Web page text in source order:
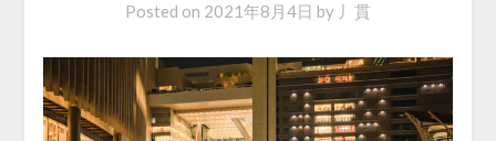
Posted on 2021年8月4日 by 丿貫